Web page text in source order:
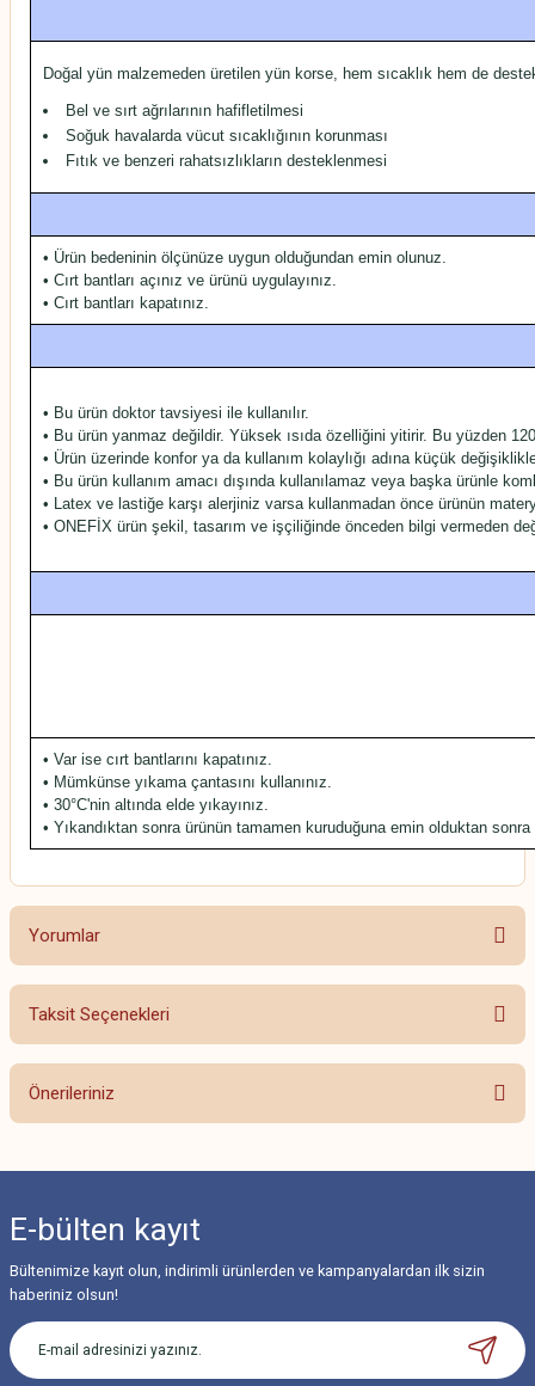
Doğal yün malzemeden üretilen yün korse, hem sıcaklık hem de
Bel ve sırt ağrılarının hafifletilmesi
Soğuk havalarda vücut sıcaklığının korunması
Fıtık ve benzeri rahatsızlıkların desteklenmesi
• Ürün bedeninin ölçünüze uygun olduğundan emin olunuz.
• Cırt bantları açınız ve ürünü uygulayınız.
• Cırt bantları kapatınız.
• Bu ürün doktor tavsiyesi ile kullanılır.
• Bu ürün yanmaz değildir. Yüksek ısıda özelliğini yitirir. Bu yüzden
• Ürün üzerinde konfor ya da kullanım kolaylığı adına küçük
• Bu ürün kullanım amacı dışında kullanılamaz veya başka ürünle
• Latex ve lastiğe karşı alerjiniz varsa kullanmadan önce ürünün
• ONEFİX ürün şekil, tasarım ve işçiliğinde önceden bilgi vermeden
• Var ise cırt bantlarını kapatınız.
• Mümkünse yıkama çantasını kullanınız.
• 30°C'nin altında elde yıkayınız.
• Yıkandıktan sonra ürünün tamamen kuruduğuna emin olduktan sonra
Yorumlar
Bu ürüne ilk yorumu siz yapın!
Taksit Seçenekleri
Önerileriniz
Görüş ve önerileriniz için teşekkür ederiz.
Ürün resmi kalitesiz, bozuk veya görüntülenemiyor.
Ürün açıklamasında eksik bilgiler bulunuyor.
Ürün bilgilerinde hatalar bulunuyor.
E-bülten kayıt
Bültenimize kayıt olun, indirimli ürünlerden ve kampanyalardan ilk sizin
haberiniz olsun!